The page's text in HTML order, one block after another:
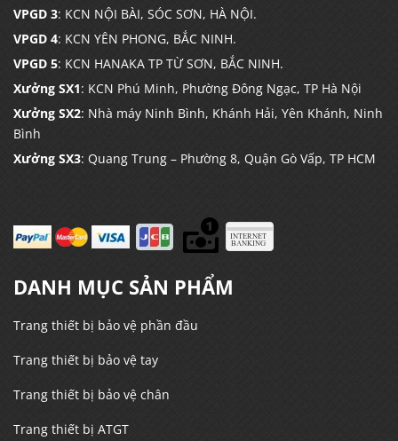
VPGD 3: KCN NỘI BÀI, SÓC SƠN, HÀ NỘI.
VPGD 4: KCN YÊN PHONG, BẮC NINH.
VPGD 5: KCN HANAKA TP TỪ SƠN, BẮC NINH.
Xưởng SX1: KCN Phú Minh, Phường Đông Ngạc, TP Hà Nội
Xưởng SX2: Nhà máy Ninh Bình, Khánh Hải, Yên Khánh, Ninh
Bình
Xưởng SX3: Quang Trung – Phường 8, Quận Gò Vấp, TP HCM
DANH MỤC SẢN PHẨM
Trang thiết bị bảo vệ phần đầu
Trang thiết bị bảo vệ tay
Trang thiết bị bảo vệ chân
Trang thiết bị ATGT